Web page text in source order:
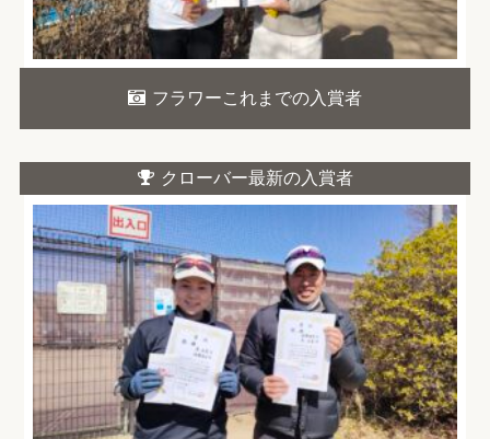
フラワーこれまでの入賞者
クローバー最新の入賞者